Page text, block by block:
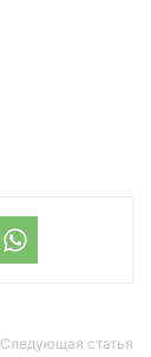
Следующая статья